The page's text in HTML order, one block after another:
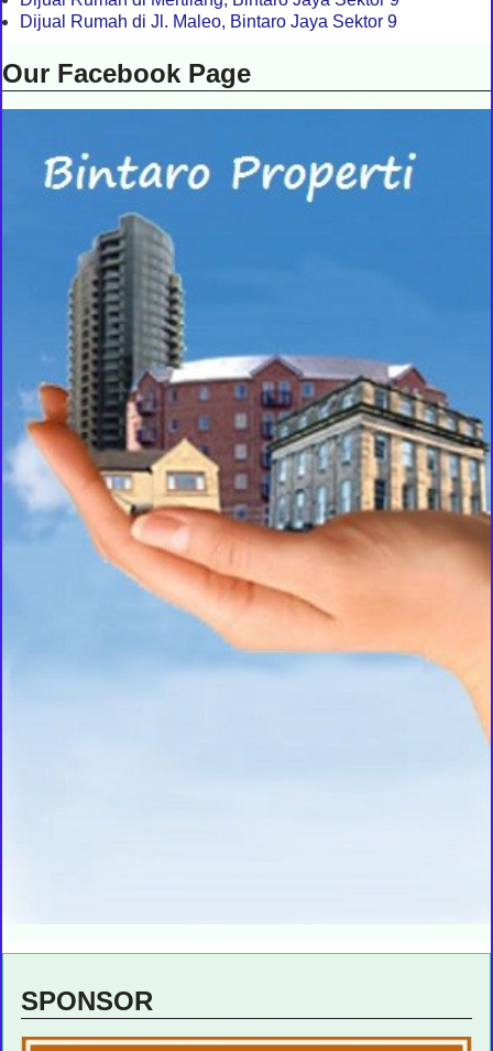
Dijual Rumah di Jl. Maleo, Bintaro Jaya Sektor 9
Our Facebook Page
SPONSOR